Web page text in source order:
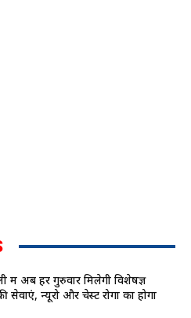
में अब हर गुरुवार मिलेगी विशेषज्ञ
सेवाएं, न्यूरो और चेस्ट रोगों का होगा